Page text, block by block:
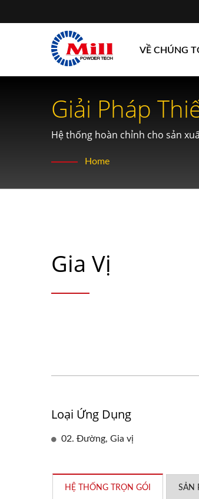
VỀ CHÚNG
Giải Pháp
Hệ thống hoàn chỉnh cho sản
Home
Gia Vị
Loại Ứng Dụng
02. Đường, Gia vị
HỆ THỐNG TRỌN GÓI SẢN